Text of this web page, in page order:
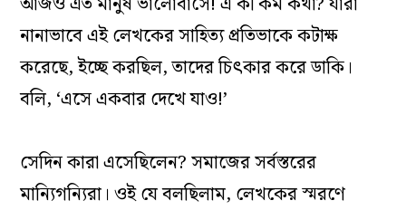
নানাভাবে এই লেখকের সাহিত্য প্রতিভাকে কটাক্ষ
করেছে, ইচ্ছে করছিল, তাদের চিৎকার করে ডাকি।
বলি, ‘‌এসে একবার দেখে যাও!’
সেদিন কারা এসেছিলেন?‌ সমাজের সর্বস্তরের
মান্যিগন্যিরা। ওই যে বলছিলাম, লেখকের স্মরণে